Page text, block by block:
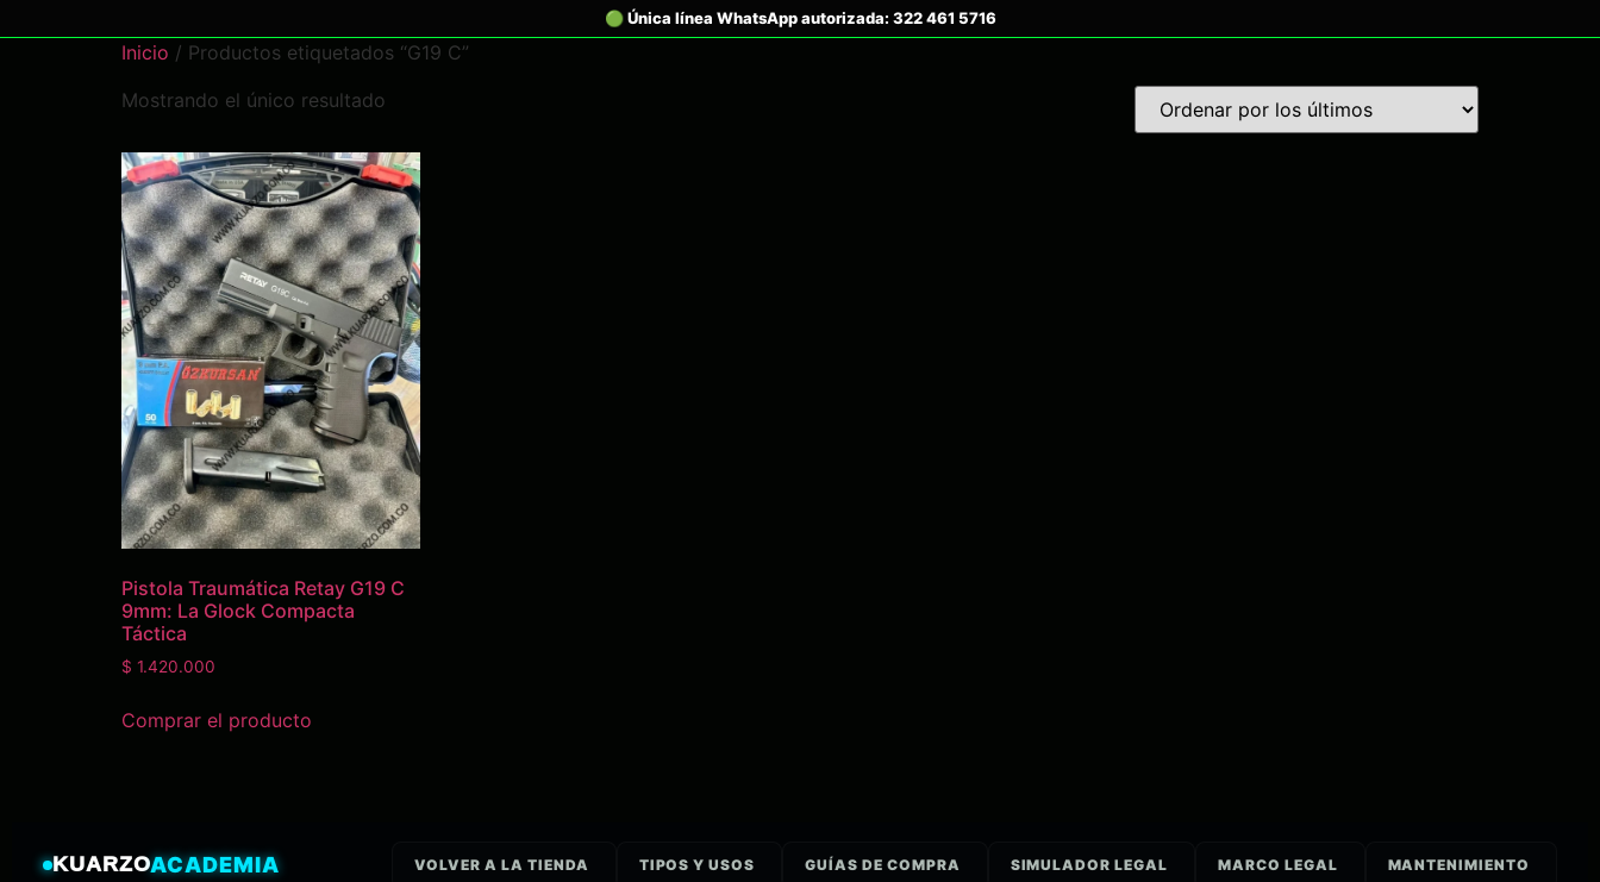
Inicio / Productos etiquetados “G19 C”
Mostrando el único resultado
Pistola Traumática Retay G19 C
9mm: La Glock Compacta
Táctica
$ 1.420.000
Comprar el producto
KUARZOACADEMIA VOLVER A LA TIENDA TIPOS Y USOS GUÍAS DE COMPRA SIMULADOR LEGAL MARCO LEGAL MANTENIMIENTO